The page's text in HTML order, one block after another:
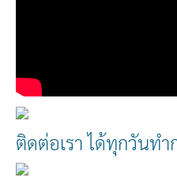
ติดต่อเรา ได้ทุกวันทำ